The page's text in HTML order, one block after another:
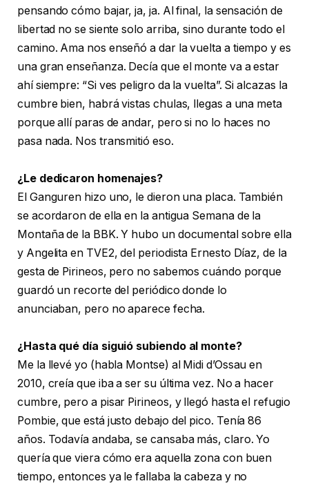
pensando cómo bajar, ja, ja. Al final, la sensación de
libertad no se siente solo arriba, sino durante todo el
camino. Ama nos enseñó a dar la vuelta a tiempo y es
una gran enseñanza. Decía que el monte va a estar
ahí siempre: “Si ves peligro da la vuelta”. Si alcazas la
cumbre bien, habrá vistas chulas, llegas a una meta
porque allí paras de andar, pero si no lo haces no
pasa nada. Nos transmitió eso.
¿Le dedicaron homenajes?
El Ganguren hizo uno, le dieron una placa. También
se acordaron de ella en la antigua Semana de la
Montaña de la BBK. Y hubo un documental sobre ella
y Angelita en TVE2, del periodista Ernesto Díaz, de la
gesta de Pirineos, pero no sabemos cuándo porque
guardó un recorte del periódico donde lo
anunciaban, pero no aparece fecha.
¿Hasta qué día siguió subiendo al monte?
Me la llevé yo (habla Montse) al Midi d’Ossau en
2010, creía que iba a ser su última vez. No a hacer
cumbre, pero a pisar Pirineos, y llegó hasta el refugio
Pombie, que está justo debajo del pico. Tenía 86
años. Todavía andaba, se cansaba más, claro. Yo
quería que viera cómo era aquella zona con buen
tiempo, entonces ya le fallaba la cabeza y no